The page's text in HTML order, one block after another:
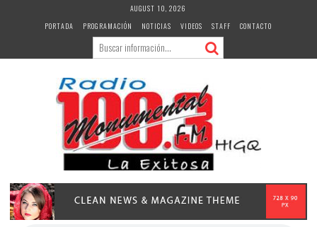
AUGUST 10, 2026
PORTADA
PROGRAMACIÓN NOTICIAS VIDEOS STAFF CONTACTO